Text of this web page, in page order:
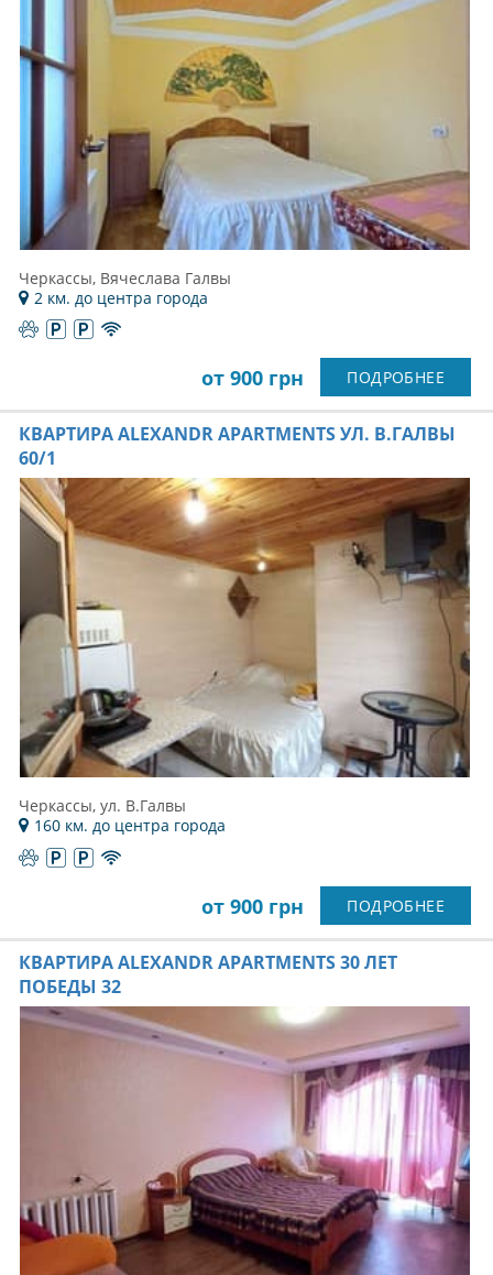
Черкассы, Вячеслава Галвы
2 км. до центра города
от 900 грн ПОДРОБНЕЕ
КВАРТИРА ALEXANDR APARTMENTS УЛ. В.ГАЛВЫ
60/1
Черкассы, ул. В.Галвы
160 км. до центра города
от 900 грн ПОДРОБНЕЕ
КВАРТИРА ALEXANDR APARTMENTS 30 ЛЕТ
ПОБЕДЫ 32